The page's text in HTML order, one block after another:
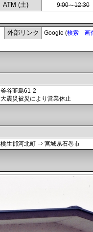
ATM (土) 9:00～12:30
外部リンク Google (検索 画
谷韮島61-2
震災被災により営業休止
生郡河北町 ⇒ 宮城県石巻市